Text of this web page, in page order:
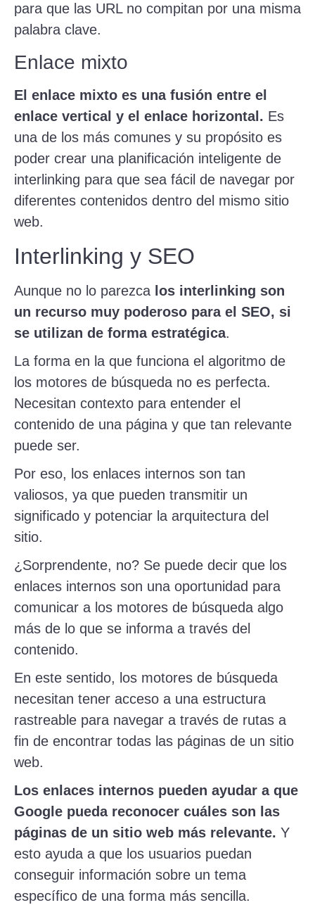
para que las URL no compitan por una misma
palabra clave.
Enlace mixto
El enlace mixto es una fusión entre el
enlace vertical y el enlace horizontal. Es
una de los más comunes y su propósito es
poder crear una planificación inteligente de
interlinking para que sea fácil de navegar por
diferentes contenidos dentro del mismo sitio
web.
Interlinking y SEO
Aunque no lo parezca los interlinking son
un recurso muy poderoso para el SEO, si
se utilizan de forma estratégica.
La forma en la que funciona el algoritmo de
los motores de búsqueda no es perfecta.
Necesitan contexto para entender el
contenido de una página y que tan relevante
puede ser.
Por eso, los enlaces internos son tan
valiosos, ya que pueden transmitir un
significado y potenciar la arquitectura del
sitio.
¿Sorprendente, no? Se puede decir que los
enlaces internos son una oportunidad para
comunicar a los motores de búsqueda algo
más de lo que se informa a través del
contenido.
En este sentido, los motores de búsqueda
necesitan tener acceso a una estructura
rastreable para navegar a través de rutas a
fin de encontrar todas las páginas de un sitio
web.
Los enlaces internos pueden ayudar a que
Google pueda reconocer cuáles son las
páginas de un sitio web más relevante. Y
esto ayuda a que los usuarios puedan
conseguir información sobre un tema
específico de una forma más sencilla.